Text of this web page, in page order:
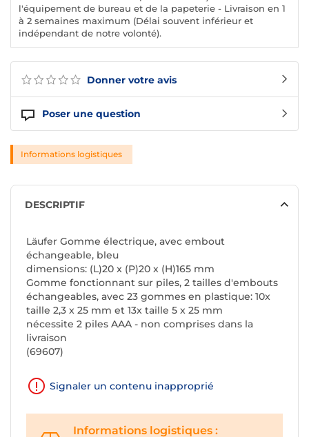
Donner votre avis
Poser une question
l'équipement de bureau et de la papeterie - Livraison en 1
à 2 semaines maximum (Délai souvent inférieur et
indépendant de notre volonté).
Informations logistiques
DESCRIPTIF
Läufer Gomme électrique, avec embout
échangeable, bleu
dimensions: (L)20 x (P)20 x (H)165 mm
Gomme fonctionnant sur piles, 2 tailles d'embouts
échangeables, avec 23 gommes en plastique: 10x
taille 2,3 x 25 mm et 13x taille 5 x 25 mm
nécessite 2 piles AAA - non comprises dans la
livraison
(69607)
Signaler un contenu inapproprié
Informations logistiques :